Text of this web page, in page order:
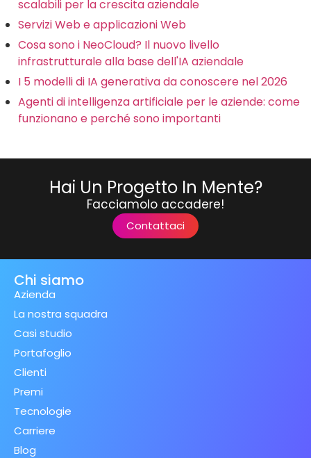
scalabili per la crescita aziendale
Servizi Web e applicazioni Web
Cosa sono i NeoCloud? Il nuovo livello
infrastrutturale alla base dell'IA aziendale
I 5 modelli di IA generativa da conoscere nel 2026
Agenti di intelligenza artificiale per le aziende: come
funzionano e perché sono importanti
Hai Un Progetto In Mente?
Facciamolo accadere!
Contattaci
Chi siamo
Azienda
La nostra squadra
Casi studio
Portafoglio
Clienti
Premi
Tecnologie
Carriere
Blog